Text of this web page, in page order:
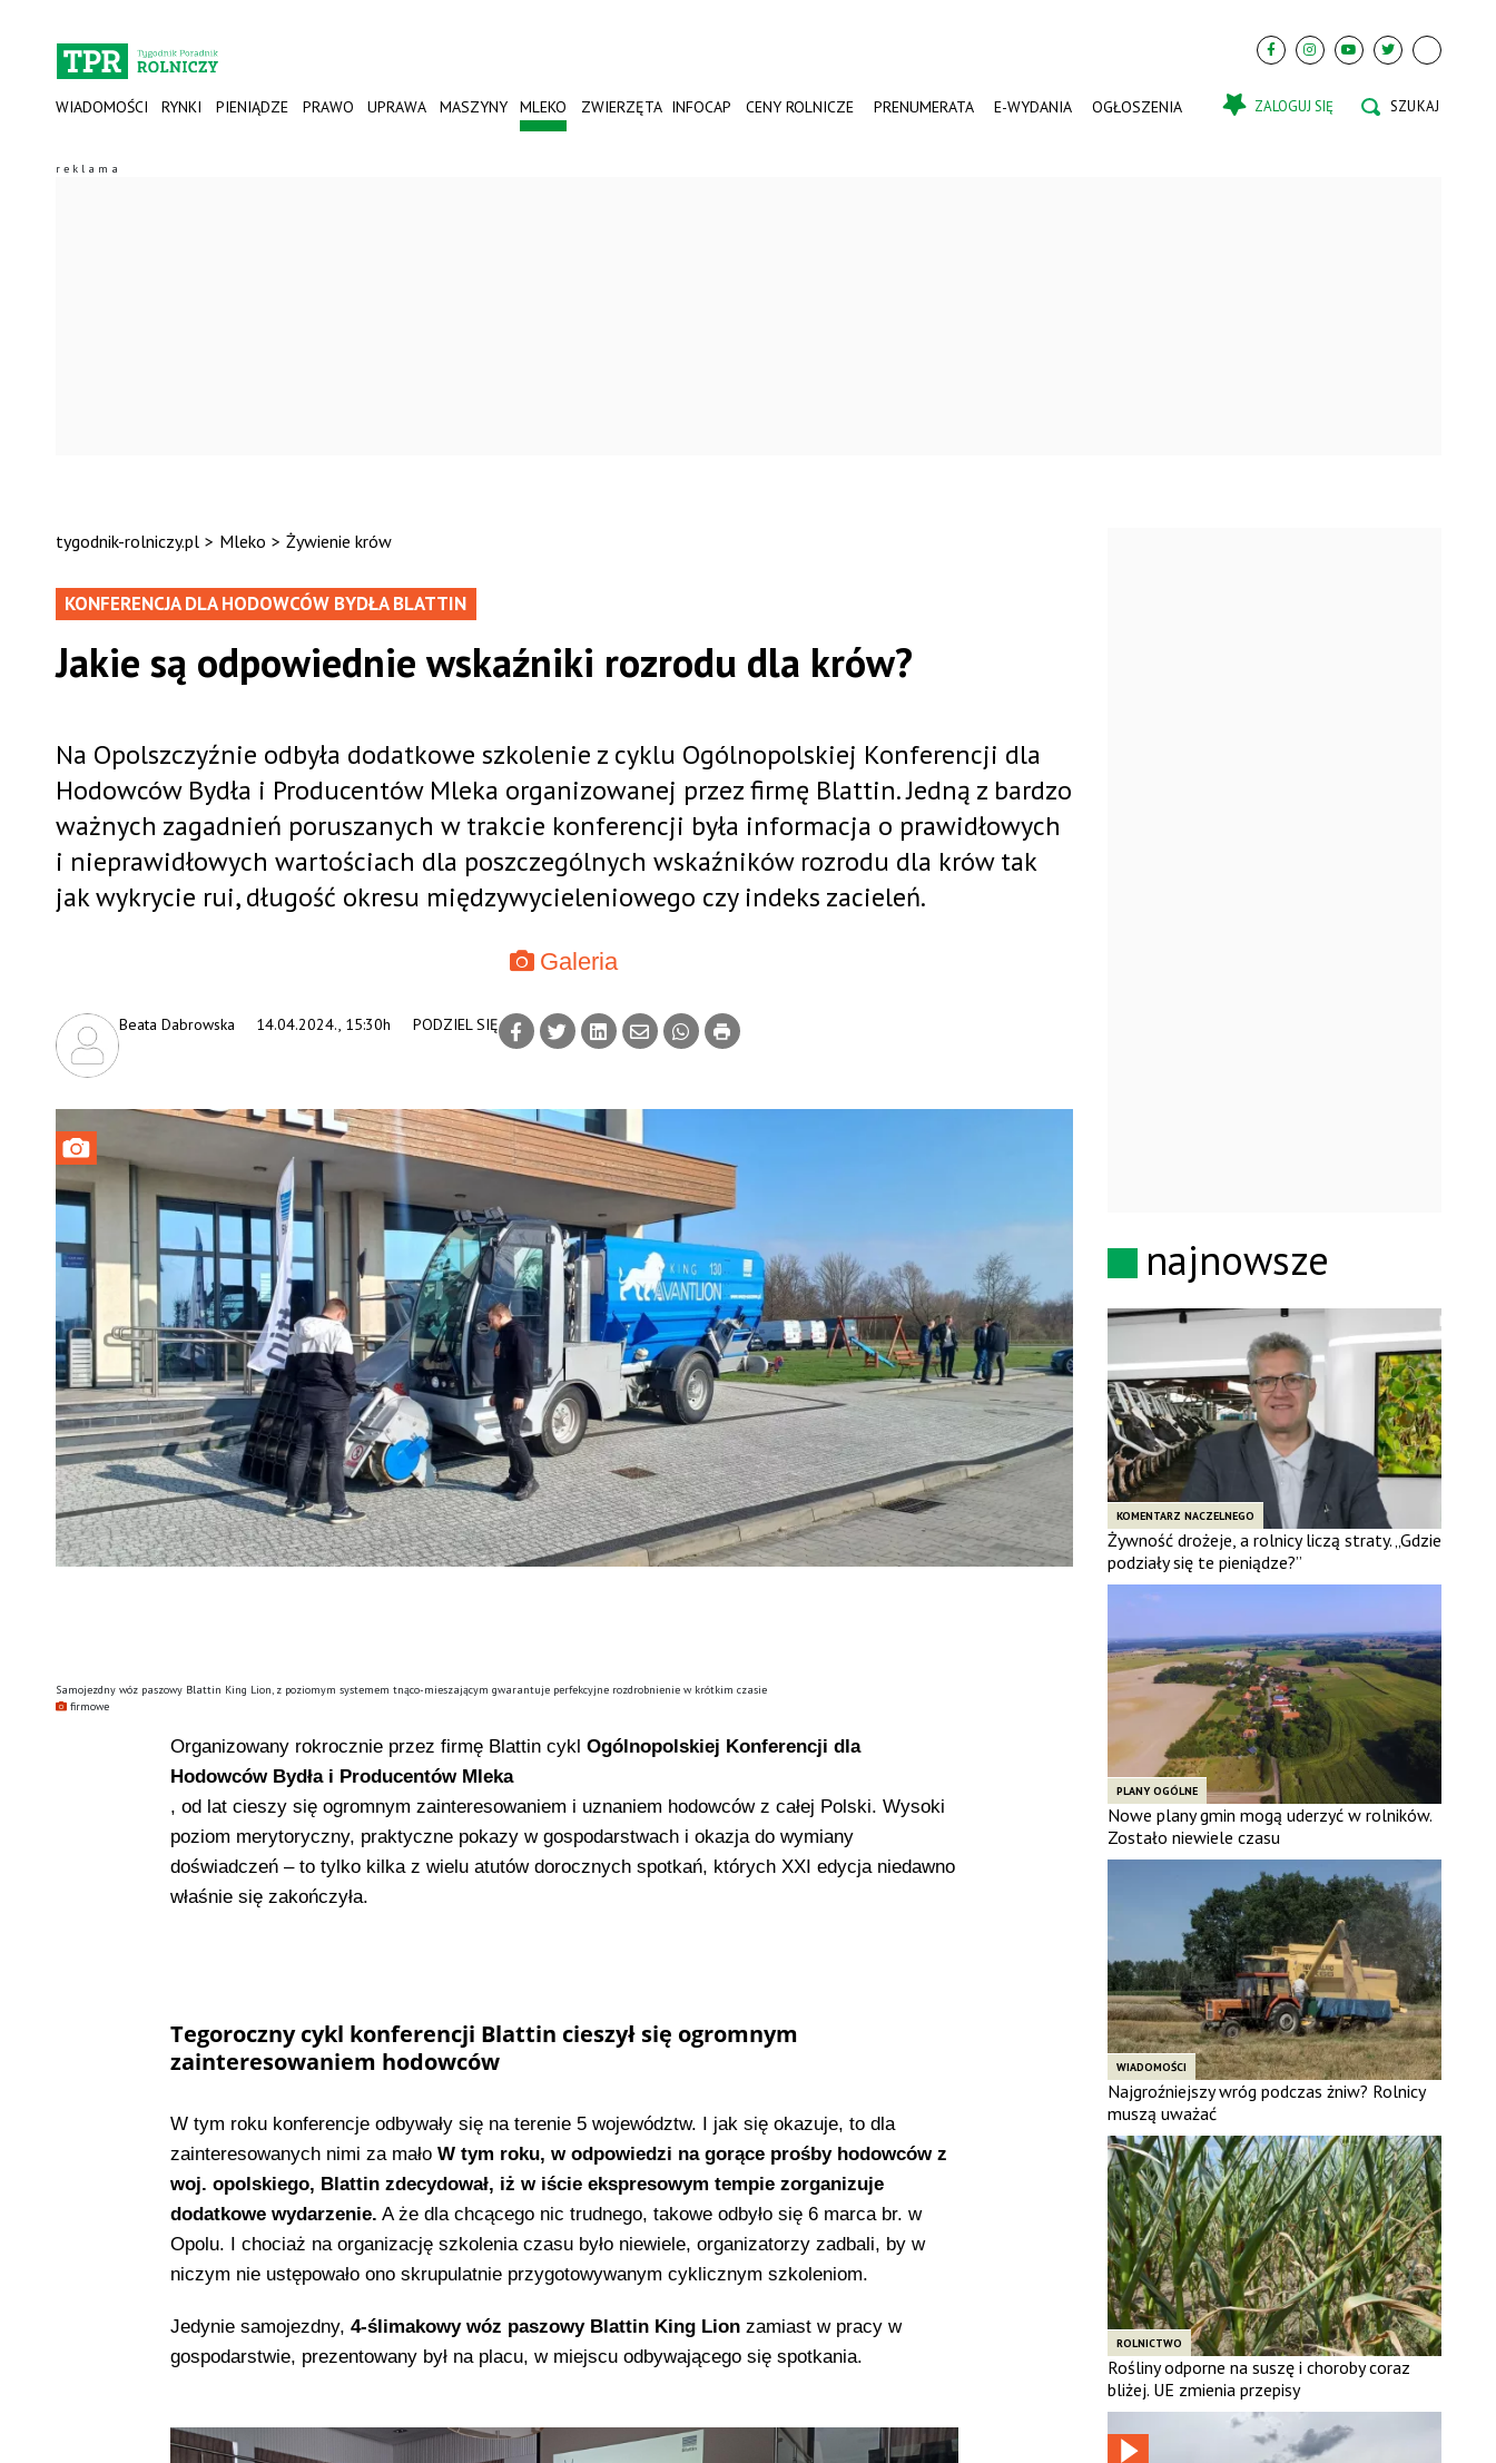
WIADOMOŚCI RYNKI PIENIĄDZE PRAWO UPRAWA MASZYNY MLEKO ZWIERZĘTA INFOCAP CENY ROLNICZE PRENUMERATA E-WYDANIA OGŁOSZENIA ZALOGUJ SIĘ
tygodnik-rolniczy.pl > Mleko > Żywienie krów
Samojezdny wóz paszowy Blattin King Lion, z poziomym systemem tnąco-mieszającym gwarantuje perfekcyjne rozdrobnienie w krótkim czasie
firmowe
KONFERENCJA DLA HODOWCÓW BYDŁA BLATTIN
Jakie są odpowiednie wskaźniki rozrodu dla krów?
14.04.2024., 15:30h
Beata Dabrowska PODZIEL SIĘ
Na Opolszczyźnie odbyła dodatkowe szkolenie z cyklu Ogólnopolskiej Konferencji dla
Hodowców Bydła i Producentów Mleka organizowanej przez firmę Blattin. Jedną z bardzo
ważnych zagadnień poruszanych w trakcie konferencji była informacja o prawidłowych
i nieprawidłowych wartościach dla poszczególnych wskaźników rozrodu dla krów tak
jak wykrycie rui, długość okresu międzywycieleniowego czy indeks zacieleń.
Galeria
Organizowany rokrocznie przez firmę Blattin cykl Ogólnopolskiej Konferencji dla
Hodowców Bydła i Producentów Mleka
, od lat cieszy się ogromnym zainteresowaniem i uznaniem hodowców z całej Polski. Wysoki
poziom merytoryczny, praktyczne pokazy w gospodarstwach i okazja do wymiany
doświadczeń – to tylko kilka z wielu atutów dorocznych spotkań, których XXI edycja niedawno
właśnie się zakończyła.
Tegoroczny cykl konferencji Blattin cieszył się ogromnym
zainteresowaniem hodowców
W tym roku konferencje odbywały się na terenie 5 województw. I jak się okazuje, to dla
zainteresowanych nimi za mało W tym roku, w odpowiedzi na gorące prośby hodowców z
woj. opolskiego, Blattin zdecydował, iż w iście ekspresowym tempie zorganizuje
dodatkowe wydarzenie. A że dla chcącego nic trudnego, takowe odbyło się 6 marca br. w
Opolu. I chociaż na organizację szkolenia czasu było niewiele, organizatorzy zadbali, by w
niczym nie ustępowało ono skrupulatnie przygotowywanym cyklicznym szkoleniom.
Jedynie samojezdny, 4-ślimakowy wóz paszowy Blattin King Lionzamiast w pracy w
gospodarstwie, prezentowany był na placu, w miejscu odbywającego się spotkania.
najnowsze
KOMENTARZ NACZELNEGO
Żywność drożeje, a rolnicy liczą straty. „Gdzie
podziały się te pieniądze?”
PLANY OGÓLNE
Nowe plany gmin mogą uderzyć w rolników.
Zostało niewiele czasu
WIADOMOŚCI
Najgroźniejszy wróg podczas żniw? Rolnicy
muszą uważać
ROLNICTWO
Rośliny odporne na suszę i choroby coraz
bliżej. UE zmienia przepisy